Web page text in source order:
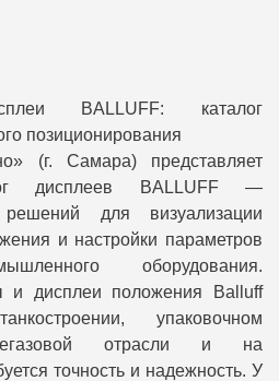
BALLUFF: каталог
позиционирования
(г. Самара) представляет
дисплеев BALLUFF —
решений для визуализации
и настройки параметров
оборудования.
и дисплеи положения Balluff
упаковочном
отрасли и на
точность и надежность. У